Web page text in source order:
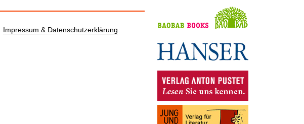
Impressum & Datenschutzerklärung